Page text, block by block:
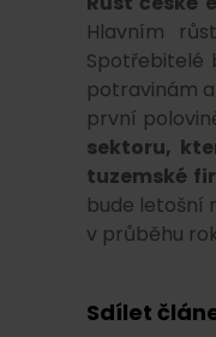
Hlavním
Spotřebitelé
potravinám
první
sektoru,
tuzemské
bude letošní
v průběhu
Sdílet